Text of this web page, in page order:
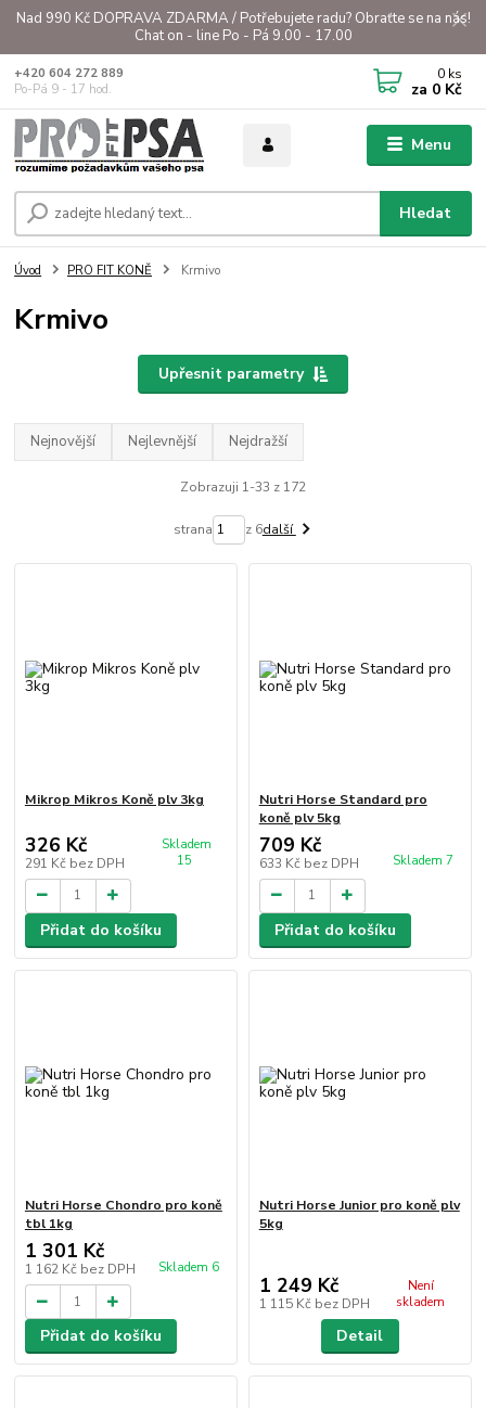
Nad 990 Kč DOPRAVA ZDARMA / Potřebujete radu? Obraťte se na nás!
Chat on - line Po - Pá 9.00 - 17.00
Menu
Hledat
+420 604 272 889
Po-Pá 9 - 17 hod.
0 ks
za 0 Kč
Úvod PRO FIT KONĚ Krmivo
Krmivo
Upřesnit parametry
Nejnovější Nejlevnější Nejdražší
Zobrazuji 1-33 z 172
strana z 6další
Mikrop Mikros Koně plv 3kg
326 Kč
291 Kč bez DPH
Skladem
15
Přidat do košíku
Nutri Horse Standard pro
koně plv 5kg
709 Kč
633 Kč bez DPH Skladem 7
Přidat do košíku
Nutri Horse Chondro pro koně
tbl 1kg
1 301 Kč
1 162 Kč bez DPH Skladem 6
Přidat do košíku
Nutri Horse Junior pro koně plv
5kg
1 249 Kč
1 115 Kč bez DPH
Není
skladem
Detail